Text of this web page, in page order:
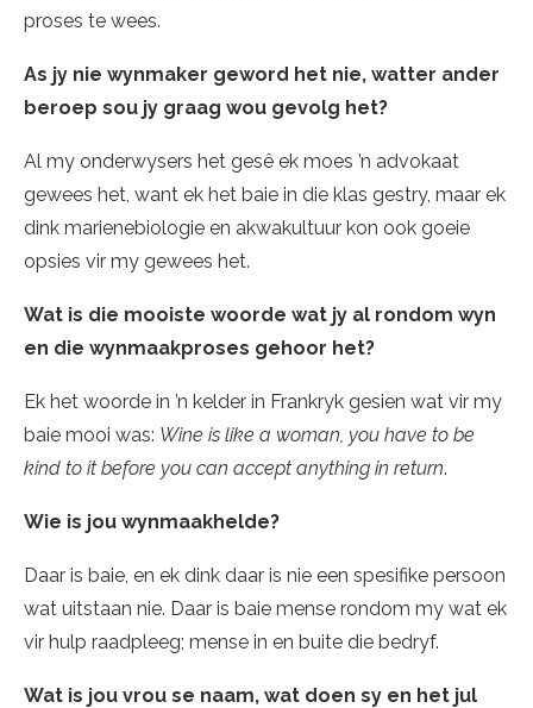
proses te wees.
As jy nie wynmaker geword het nie, watter ander
beroep sou jy graag wou gevolg het?
Al my onderwysers het gesê ek moes ’n advokaat
gewees het, want ek het baie in die klas gestry, maar ek
dink marienebiologie en akwakultuur kon ook goeie
opsies vir my gewees het.
Wat is die mooiste woorde wat jy al rondom wyn
en die wynmaakproses gehoor het?
Ek het woorde in ’n kelder in Frankryk gesien wat vir my
baie mooi was: Wine is like a woman, you have to be
kind to it before you can accept anything in return.
Wie is jou wynmaakhelde?
Daar is baie, en ek dink daar is nie een spesifike persoon
wat uitstaan nie. Daar is baie mense rondom my wat ek
vir hulp raadpleeg; mense in en buite die bedryf.
Wat is jou vrou se naam, wat doen sy en het jul